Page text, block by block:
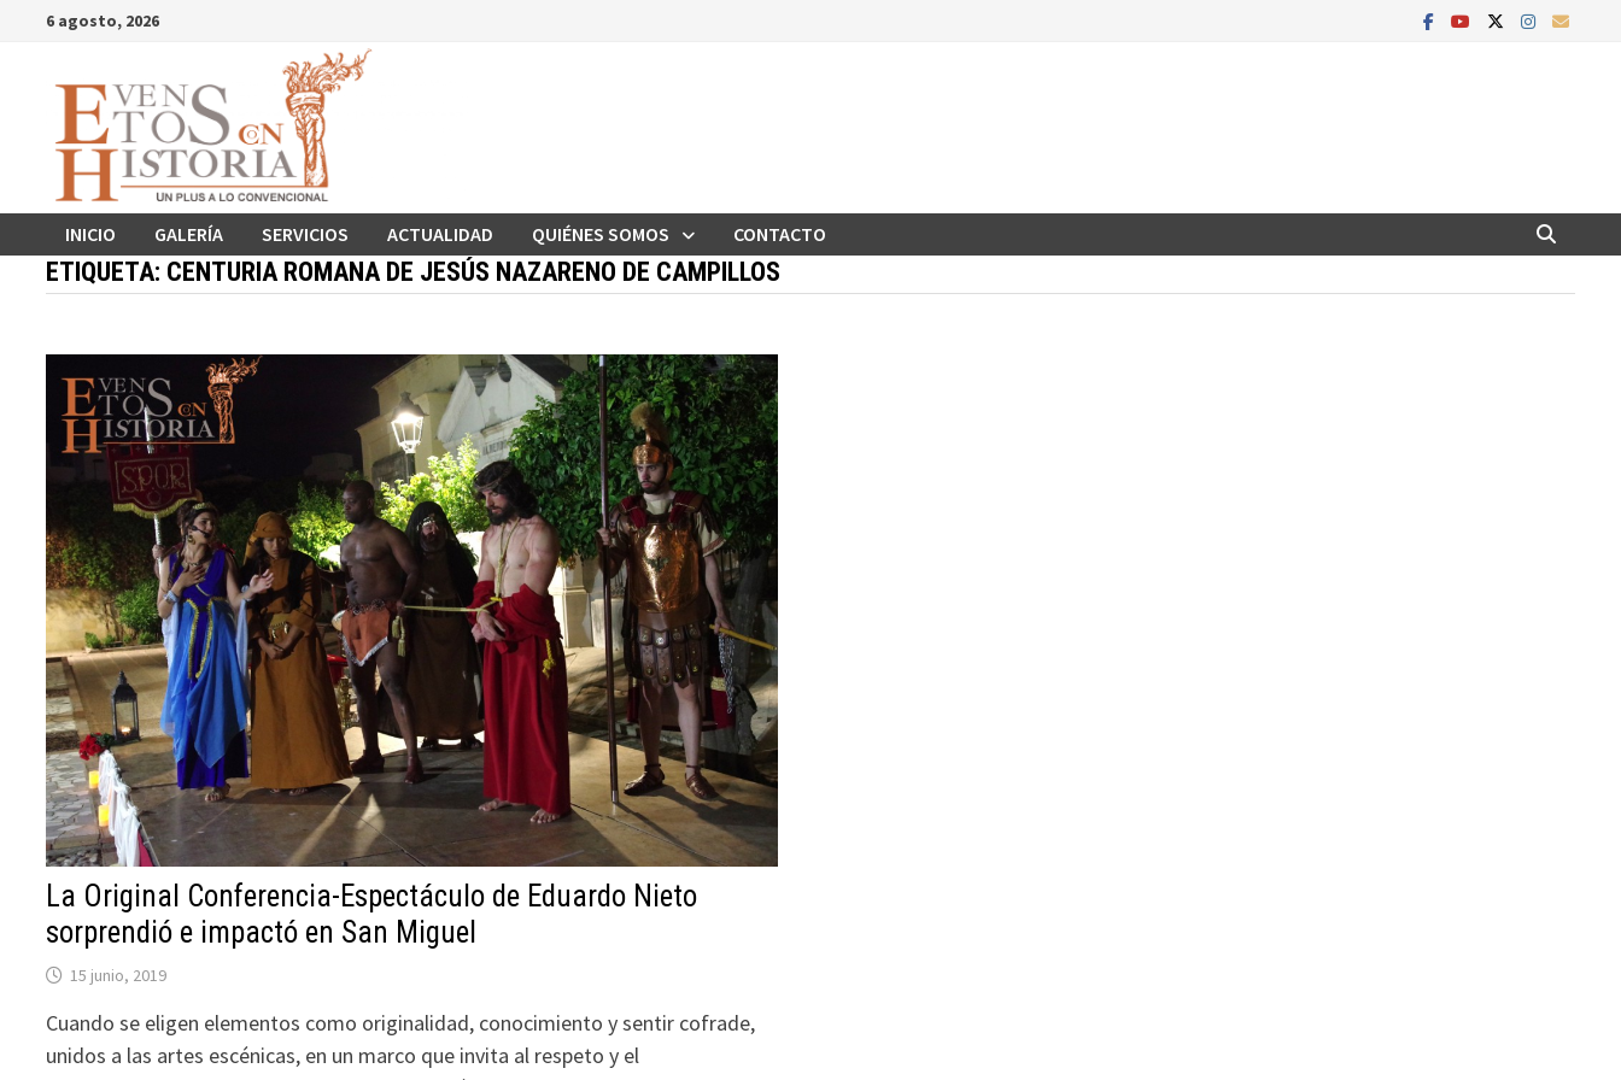
Saltar
contenido
6 agosto, 2026
INICIO GALERÍA SERVICIOS ACTUALIDAD QUIÉNES SOMOS CONTACTO
ETIQUETA: CENTURIA ROMANA DE JESÚS NAZARENO DE CAMPILLOS
La Original Conferencia-Espectáculo de Eduardo Nieto
sorprendió e impactó en San Miguel
15 junio, 2019
Cuando se eligen elementos como originalidad, conocimiento y sentir cofrade,
unidos a las artes escénicas, en un marco que invita al respeto y el